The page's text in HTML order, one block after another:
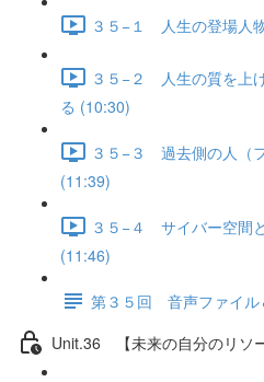
３５−１ 人生の登場人
３５−２ 人生の質を上
る (10:30)
３５−３ 過去側の人（
(11:39)
３５−４ サイバー空間
(11:46)
第３５回 音声ファイル
Unit.36 【未来の自分のリソ